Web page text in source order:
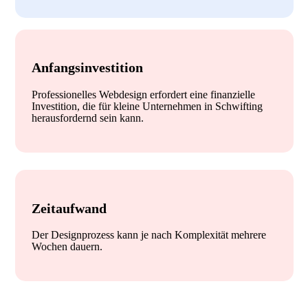
Anfangsinvestition
Professionelles Webdesign erfordert eine finanzielle
Investition, die für kleine Unternehmen in Schwifting
herausfordernd sein kann.
Zeitaufwand
Der Designprozess kann je nach Komplexität mehrere
Wochen dauern.